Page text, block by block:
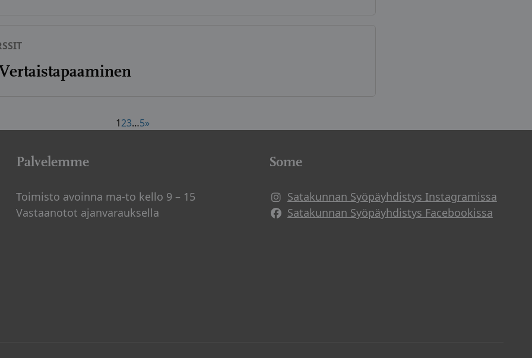
123…5»
Palvelemme
Toimisto avoinna ma-to kello 9 – 15
Vastaanotot ajanvarauksella
Some
Satakunnan Syöpäyhdistys Instagramissa
Avautuu uuteen ikkunaan
Satakunnan Syöpäyhdistys Facebookissa
Avautuu uuteen ikkunaan